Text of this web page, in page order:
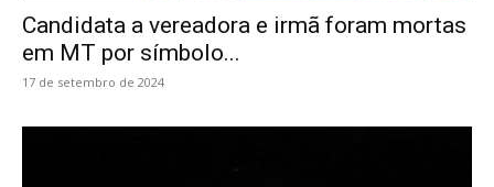
Candidata a vereadora e irmã foram mortas
em MT por símbolo...
17 de setembro de 2024